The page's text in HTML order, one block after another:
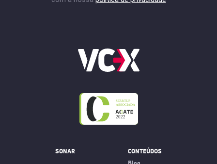
SONAR
CONTEÚDOS